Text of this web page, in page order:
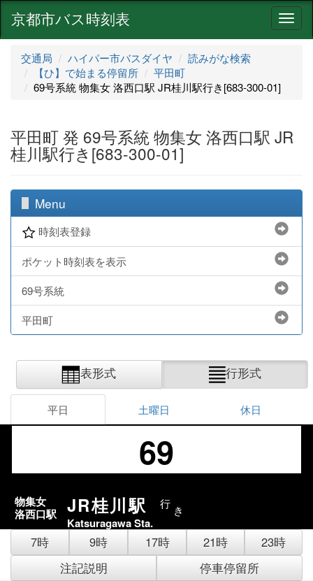
ナ
ビ
京都市バス時刻表
交通局 ハイパー市バスダイヤ
読みがな検索
【ひ】で始まる停留所
平田町
69号系統 物集女 洛西口駅 JR桂川駅行き[683-300-01]
平田町 発 69号系統 物集女 洛西口駅 JR
桂川駅行き[683-300-01]
Menu
時刻表登録
ポケット時刻表を表示
69号系統
平田町
表形式 行形式
平日 土曜日 休日
69
物集女
洛西口駅
JR桂川駅 行 き
Katsuragawa Sta.
7時 9時 17時 21時
23時
注記説明
停車停留所